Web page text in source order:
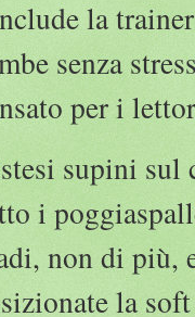
la
senza
per i
supini sul
i
non di più,
la